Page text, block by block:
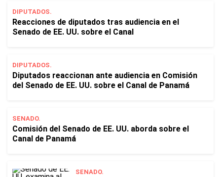
DIPUTADOS.
Reacciones de diputados tras audiencia en el
Senado de EE. UU. sobre el Canal
DIPUTADOS.
Diputados reaccionan ante audiencia en Comisión
del Senado de EE. UU. sobre el Canal de Panamá
SENADO.
Comisión del Senado de EE. UU. aborda sobre el
Canal de Panamá
SENADO.